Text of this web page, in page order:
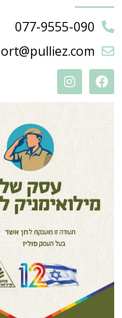
077-9555-090